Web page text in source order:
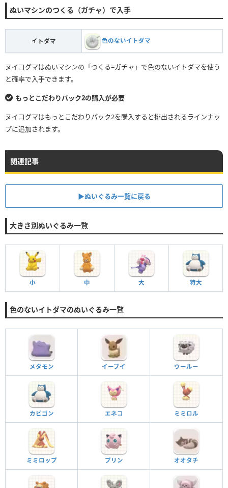
ぬいマシンのつくる（ガチャ）で入手
イトダマ 色のないイトダマ
ヌイコグマはぬいマシンの「つくる=ガチャ」で色のないイトダマを使う
と確率で入手できます。
もっとこだわりパック2の購入が必要
ヌイコグマはもっとこだわりパック2を購入すると排出されるラインナッ
プに追加されます。
関連記事
▶︎ぬいぐるみ一覧に戻る
大きさ別ぬいぐるみ一覧
小 中 大 特大
色のないイトダマのぬいぐるみ一覧
メタモン イーブイ ウールー
カビゴン エネコ ミミロル
ミミロップ プリン オオタチ